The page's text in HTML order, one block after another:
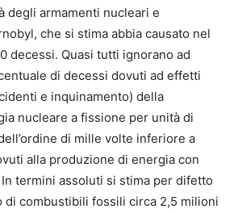
degli armamenti nucleari e
che si stima abbia causato nel
decessi. Quasi tutti ignorano ad
di decessi dovuti ad effetti
e inquinamento) della
nucleare a fissione per unità di
di mille volte inferiore a
alla produzione di energia con
termini assoluti si stima per difetto
di combustibili fossili circa 2,5 milioni